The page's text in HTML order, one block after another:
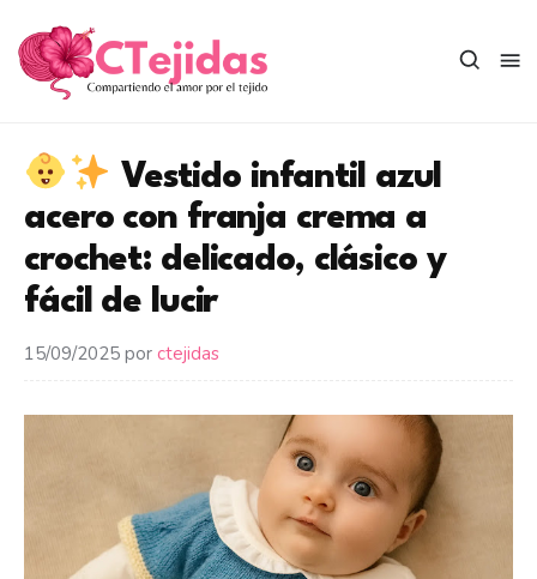
contenido
Vestido infantil azul
acero con franja crema a
crochet: delicado, clásico y
fácil de lucir
15/09/2025 por ctejidas